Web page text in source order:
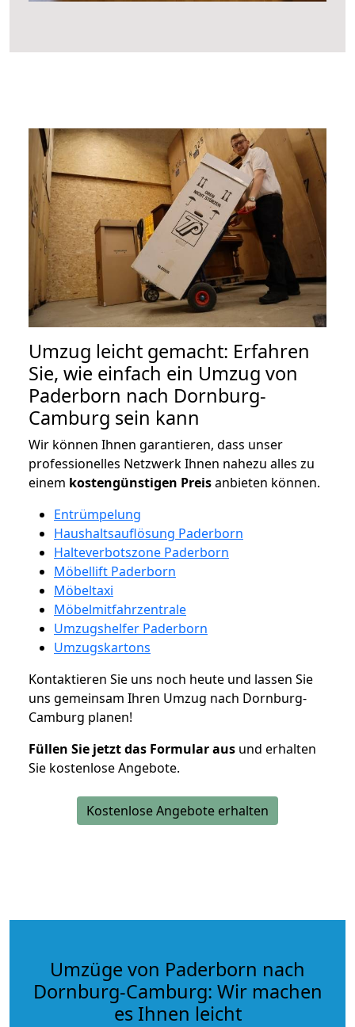
Umzug leicht gemacht: Erfahren
Sie, wie einfach ein Umzug von
Paderborn nach Dornburg-
Camburg sein kann
Wir können Ihnen garantieren, dass unser
professionelles Netzwerk Ihnen nahezu alles zu
einem kostengünstigen Preisanbieten können.
Entrümpelung
Haushaltsauflösung Paderborn
Halteverbotszone Paderborn
Möbellift Paderborn
Möbeltaxi
Möbelmitfahrzentrale
Umzugshelfer Paderborn
Umzugskartons
Kontaktieren Sie uns noch heute und lassen Sie
uns gemeinsam Ihren Umzug nach Dornburg-
Camburg planen!
Füllen Sie jetzt das Formular aus und erhalten
Sie kostenlose Angebote.
Kostenlose Angebote erhalten
Umzüge von Paderborn nach
Dornburg-Camburg: Wir machen
es Ihnen leicht